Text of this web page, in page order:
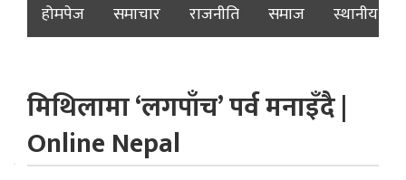
होमपेज समाचार राजनीति समाज स्थानीय
मिथिलामा ‘लगपाँच’ पर्व मनाइँदै |
Online Nepal